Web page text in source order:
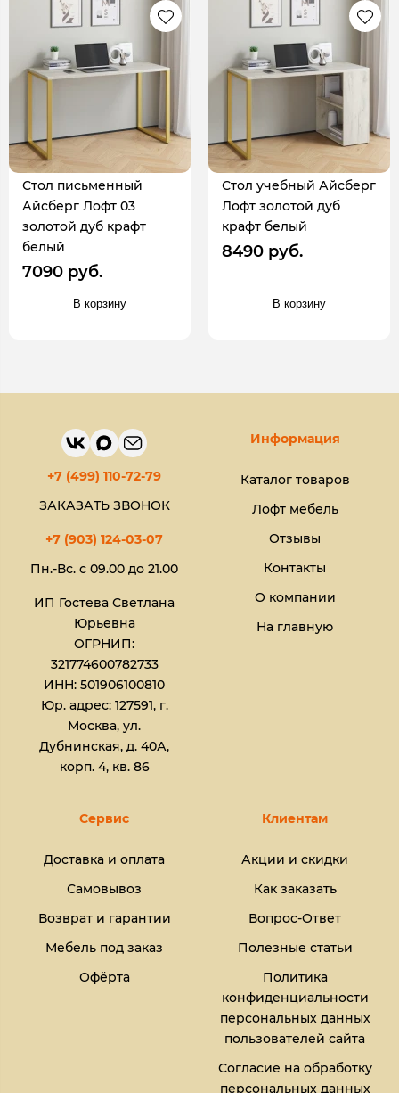
Стол письменный
Айсберг Лофт 03
золотой дуб крафт
белый
7090 руб.
В корзину
Стол учебный Айсберг
Лофт золотой дуб
крафт белый
8490 руб.
В корзину
+7 (499) 110-72-79
ЗАКАЗАТЬ ЗВОНОК
+7 (903) 124-03-07
Пн.-Вс. с 09.00 до 21.00
ИП Гостева Светлана
Юрьевна​
ОГРНИП:
321774600782733
ИНН: 501906100810
Юр. адрес: 127591, г.
Москва, ул.
Дубнинская, д. 40А,
корп. 4, кв. 86
Информация
Каталог товаров
Лофт мебель
Отзывы
Контакты
О компании
На главную
Сервис
Доставка и оплата
Самовывоз
Возврат и гарантии
Мебель под заказ
Офёрта
Клиентам
Акции и скидки
Как заказать
Вопрос-Ответ
Полезные статьи
Политика
конфиденциальности
персональных данных
пользователей сайта
Согласие на обработку
персональных данных